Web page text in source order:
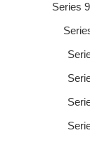
Series